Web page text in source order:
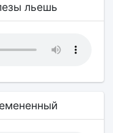
льешь